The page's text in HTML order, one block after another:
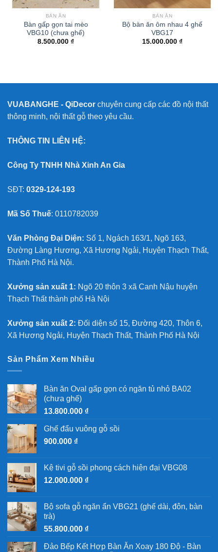
BÀN ĂN
Bàn gấp gọn tai mèo
VBG10 (chưa ghế)
8.500.000 ₫
BÀN ĂN
Bộ bàn ăn ôm nhau 4 ghế
VBG17
15.000.000 ₫
VUABANGHE - QiDecor chuyên cung cấp các đồ nội thất
thông minh, nội thất gỗ theo yêu cầu.
THÔNG TIN LIÊN HỆ:
Công Ty TNHH Nhà Xinh An Gia
SĐT: 0329-124-193
Mã Số Thuế: 0110782039
Văn Phòng Đại Diện: Số 1, Ngách 163/1, Ngõ 163,
Đường Làng Hương, Xã Hương Ngải, Huyện Thạch Thất,
Thành Phố Hà Nội.
Xưởng sản xuất 1: Ngõ 20 thôn 3 xã Canh Nậu huyện
Thạch Thất thành phố Hà Nội
Xưởng sản xuất 2: Đối diện số 15, Đường 420, Thôn 6,
Xã Hương Ngải, Huyện Thạch Thất, Thành Phố Hà Nội
Sản Phẩm Xem Nhiều
Bàn ăn Oval gấp gọn có ngăn tủ nhỏ BA02
(chưa ghế)
13.800.000 ₫
Ghế đẩu vuông gỗ sồi
900.000 ₫
Kệ tivi gỗ sồi phong cách hiện đại VBG08
12.000.000 ₫
Bộ sofa gỗ ngăn ẩn VBG21 (ghế dài, đôn, bàn
trà)
55.800.000 ₫
Đảo Bếp Kết Hợp Bàn Ăn Xoay 180 Độ - Bàn